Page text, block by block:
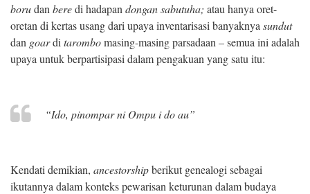
borudan beredi hadapan dongan sabutuha; atau hanya oret-
oretan di kertas usang dari upaya inventarisasi banyaknya sundut
dan goardi tarombomasing-masing parsadaan – semua ini adalah
upaya untuk berpartisipasi dalam pengakuan yang satu itu:
“Ido, pinompar ni Ompu i do au”
Kendati demikian, ancestorshipberikut genealogi sebagai
ikutannya dalam konteks pewarisan keturunan dalam budaya